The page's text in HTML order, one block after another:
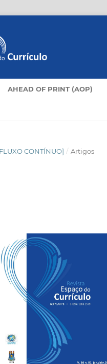
AHEAD OF PRINT (AOP)
CONTÍNUO] / Artigos